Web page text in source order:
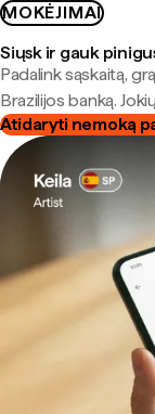
MOKĖJIMAI
Siųsk ir gauk
Padalink sąskaitą,
Brazilijos banką.
Atidaryti nemoką